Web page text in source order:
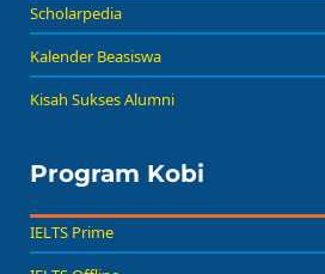
Scholarpedia
Kalender Beasiswa
Kisah Sukses Alumni
Program Kobi
IELTS Prime